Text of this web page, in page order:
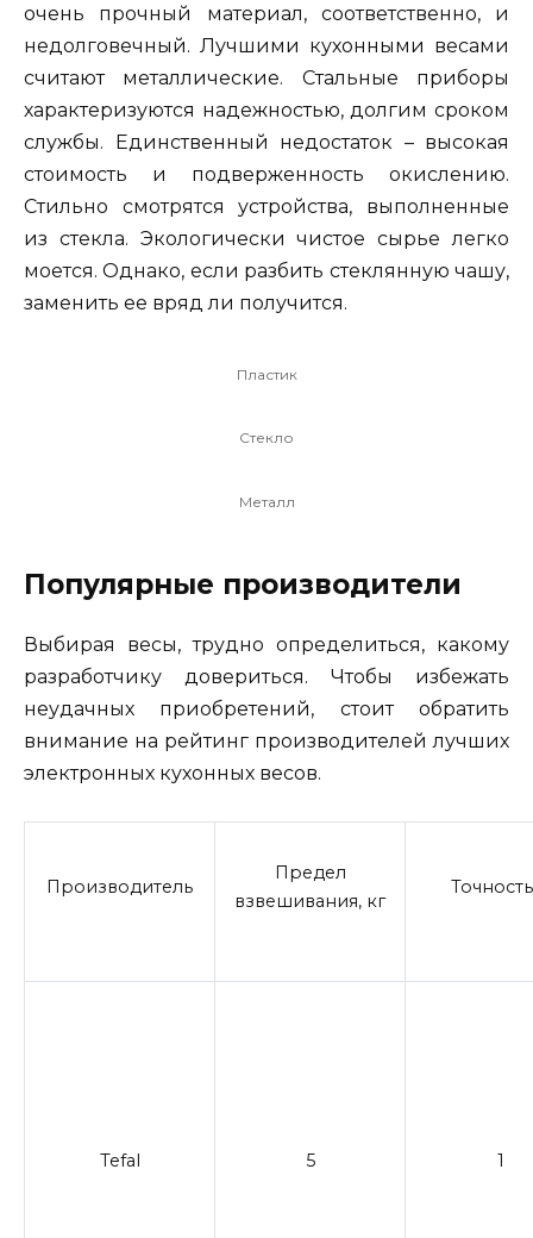
очень прочный материал, соответственно, и
недолговечный. Лучшими кухонными весами
считают металлические. Стальные приборы
характеризуются надежностью, долгим сроком
службы. Единственный недостаток – высокая
стоимость и подверженность окислению.
Стильно смотрятся устройства, выполненные
из стекла. Экологически чистое сырье легко
моется. Однако, если разбить стеклянную чашу,
заменить ее вряд ли получится.
Пластик
Стекло
Металл
Популярные производители
Выбирая весы, трудно определиться, какому
разработчику довериться. Чтобы избежать
неудачных приобретений, стоит обратить
внимание на рейтинг производителей лучших
электронных кухонных весов.
Производитель
Предел
взвешивания, кг
Tefal 5 1